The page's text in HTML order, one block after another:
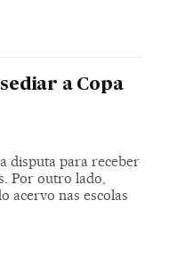
a Copa
disputa para receber
Por outro lado,
acervo nas escolas